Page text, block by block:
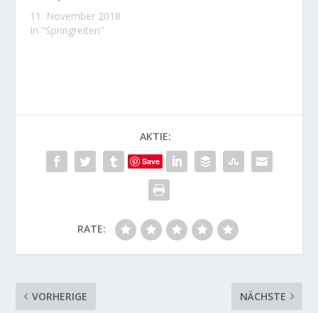
11. November 2018
In "Springreiten"
AKTIE:
Save
RATE:
VORHERIGE NÄCHSTE